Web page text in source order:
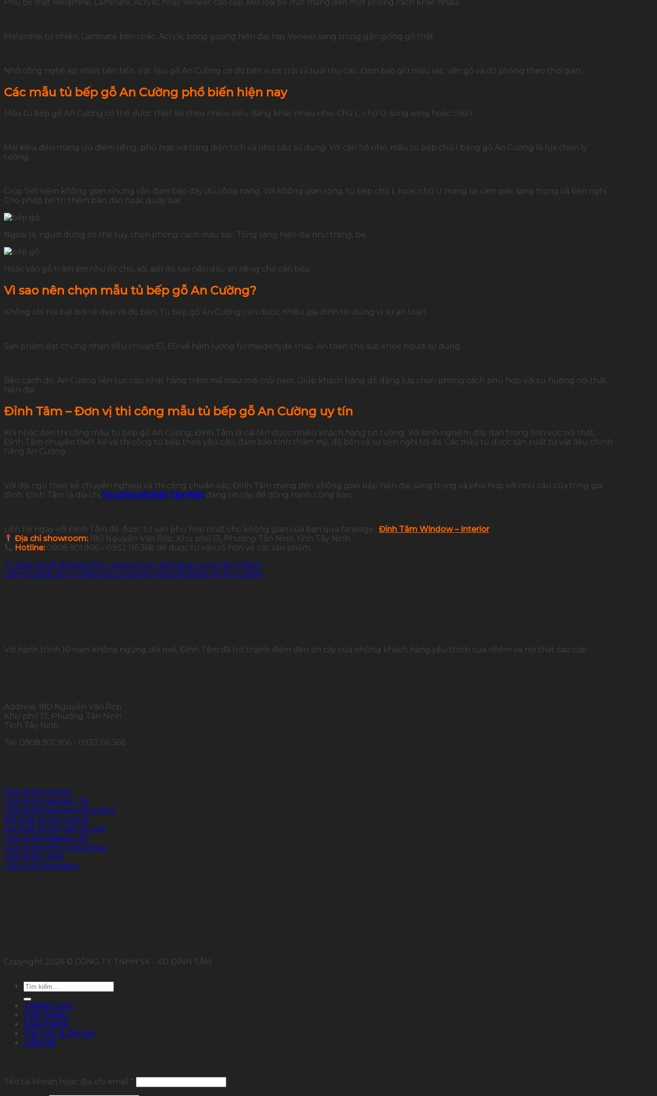
Phủ bề mặt Melamine, Laminate, Acrylic hoặc Veneer cao cấp. Mỗi loại bề mặt mang đến một phong cách khác nhau.
Melamine tự nhiên, Laminate bền chắc, Acrylic bóng gương hiện đại, hay Veneer sang trọng gần giống gỗ thật.
Nhờ công nghệ ép nhiệt tiên tiến. Vật liệu gỗ An Cường có độ bền vượt trội và tuổi thọ cao. Đảm bảo giữ màu sắc, vân gỗ và độ phẳng theo thời gian.
Các mẫu tủ bếp gỗ An Cường phổ biến hiện nay
Mẫu tủ bếp gỗ An Cường có thể được thiết kế theo nhiều kiểu dáng khác nhau như. Chữ L, chữ U, song song hoặc chữ I.
Mỗi kiểu đều mang ưu điểm riêng, phù hợp với từng diện tích và nhu cầu sử dụng. Với căn hộ nhỏ, mẫu tủ bếp chữ I bằng gỗ An Cường là lựa chọn lý
tưởng.
Giúp tiết kiệm không gian nhưng vẫn đảm bảo đầy đủ công năng. Với không gian rộng, tủ bếp chữ L hoặc chữ U mang lại cảm giác sang trọng và tiện nghi.
Cho phép bố trí thêm bàn đảo hoặc quầy bar.
Ngoài ra, người dùng có thể tùy chọn phong cách màu sắc. Tông sáng hiện đại như trắng, be.
Hoặc vân gỗ trầm ấm như óc chó, sồi, ash để tạo nên dấu ấn riêng cho căn bếp.
Vì sao nên chọn mẫu tủ bếp gỗ An Cường?
Không chỉ nổi bật bởi vẻ đẹp và độ bền. Tủ bếp gỗ An Cường còn được nhiều gia đình tin dùng vì sự an toàn.
Sản phẩm đạt chứng nhận tiêu chuẩn E1, E0 về hàm lượng formaldehyde thấp. An toàn cho sức khỏe người sử dụng.
Bên cạnh đó, An Cường liên tục cập nhật hàng trăm mã màu mới mỗi năm. Giúp khách hàng dễ dàng lựa chọn phong cách phù hợp với xu hướng nội thất
hiện đại.
Đỉnh Tâm – Đơn vị thi công mẫu tủ bếp gỗ An Cường uy tín
Khi nhắc đến thi công mẫu tủ bếp gỗ An Cường, Đỉnh Tâm là cái tên được nhiều khách hàng tin tưởng. Với kinh nghiệm dày dặn trong lĩnh vực nội thất,
Đỉnh Tâm chuyên thiết kế và thi công tủ bếp theo yêu cầu, đảm bảo tính thẩm mỹ, độ bền và sự tiện nghi tối đa. Các mẫu tủ được sản xuất từ vật liệu chính
hãng An Cường.
Với đội ngũ thiết kế chuyên nghiệp và thi công chuẩn xác, Đỉnh Tâm mang đến không gian bếp hiện đại, sang trọng và phù hợp với nhu cầu của từng gia
đình. Đỉnh Tâm là địa chỉ thi công nội thất Tây Ninh đáng tin cậy để đồng hành cùng bạn.
Liên hệ ngay với Đỉnh Tâm để được tư vấn phù hợp nhất cho không gian của bạn qua fanpage : Đỉnh Tâm Window – Interior
Địa chỉ showroom:180 Nguyễn Văn Rốp, Khu phố 13, Phường Tân Ninh, tỉnh Tây Ninh.
Hotline: 0908.901.906 – 0932.116.368 để được tư vấn rõ hơn về các sản phẩm.
Tủ bếp gỗ gõ đỏ Nam Phi – Sang trọng, bền đẹp cùng năm tháng
Cánh tủ bếp gỗ tự nhiên và xu hướng thay thế bằng gỗ An Cường
Với hành trình 10 năm không ngừng đổi mới, Đỉnh Tâm đã trở thành điểm đến tin cậy của những khách hàng yêu thích cửa nhôm và nội thất cao cấp.
Address: 180 Nguyễn Văn Rốp
Khu phố 13, Phường Tân Ninh
Tỉnh Tây Ninh
Tel: 0908.901.906 - 0932.116.368
Cửa nhôm Kogen
Cửa nhôm Kenwin T6
Cửa nhôm Kenwin Ultra Slim
Nội thất gỗ An Cường
Nội thất nhôm tấm tổ ong
Cửa nhôm Maxpro.JP
Cửa nhôm PMI nhập khẩu
Cửa nhôm JMA
Cửa cuốn Austdoor
Copyright 2026 © CÔNG TY TNHH SX - XD ĐỈNH TÂM
Tìm
kiếm:
TRANG CHỦ
GIỚI THIỆU
SẢN PHẨM
TIN TỨC & DỰ ÁN
LIÊN HỆ
Tên tài khoản hoặc địa chỉ email
*